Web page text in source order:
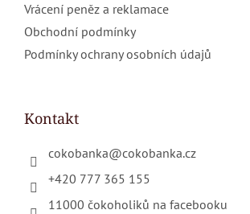
Vrácení peněz a reklamace
Obchodní podmínky
Podmínky ochrany osobních údajů
Kontakt
cokobanka@cokobanka.cz
+420 777 365 155
11000 čokoholiků na facebooku